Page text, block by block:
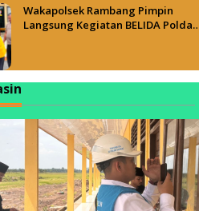
Wakapolsek Rambang Pimpin
Langsung Kegiatan BELIDA Polda